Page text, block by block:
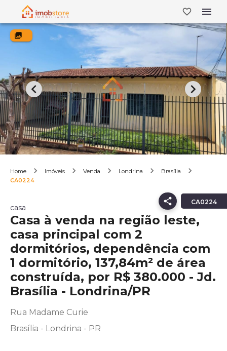
Home Imóveis Venda Londrina
Brasília
CA0224
CA0224
casa
Casa à venda na região leste,
casa principal com 2
dormitórios, dependência com
1 dormitório, 137,84m² de área
construída, por R$ 380.000 - Jd.
Brasília - Londrina/PR
Rua Madame Curie
Brasília - Londrina - PR